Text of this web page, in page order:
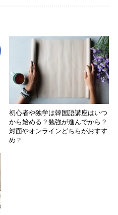
初心者や独学は韓国語講座はいつ
から始める？勉強が進んでから？
対面やオンラインどちらがおすす
め？